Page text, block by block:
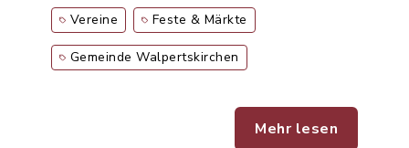
Vereine Feste & Märkte
Gemeinde Walpertskirchen
Mehr lesen